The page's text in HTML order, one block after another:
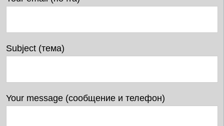
Subject (тема)
Your message (сообщение и телефон)